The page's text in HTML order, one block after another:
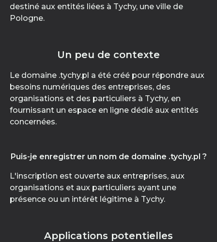
destiné aux entités liées à Tychy, une ville de
Pologne.
Un peu de contexte
Le domaine .tychy.pl a été créé pour répondre aux
besoins numériques des entreprises, des
organisations et des particuliers à Tychy, en
fournissant un espace en ligne dédié aux entités
concernées.
Puis-je enregistrer un nom de domaine .tychy.pl ?
L'inscription est ouverte aux entreprises, aux
organisations et aux particuliers ayant une
présence ou un intérêt légitime à Tychy.
Applications potentielles